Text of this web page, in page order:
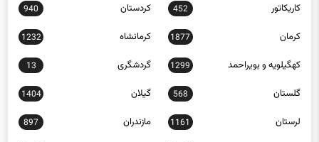
کاریکاتور 452 کردستان 940
کرمان 1877 کرمانشاه 1232
کهگیلویه و بویراحمد 1299 گردشگری 13
گلستان 568 گیلان 1404
لرستان 1161 مازندران 897